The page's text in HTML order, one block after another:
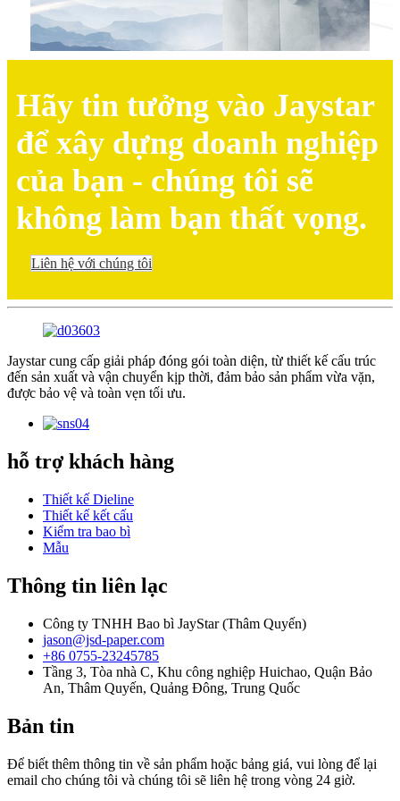
Hãy tin tưởng vào Jaystar
để xây dựng doanh nghiệp
của bạn - chúng tôi sẽ
không làm bạn thất vọng.
Liên hệ với chúng tôi
Jaystar cung cấp giải pháp đóng gói toàn diện, từ thiết kế cấu trúc
đến sản xuất và vận chuyển kịp thời, đảm bảo sản phẩm vừa vặn,
được bảo vệ và toàn vẹn tối ưu.
hỗ trợ khách hàng
Thiết kế Dieline
Thiết kế kết cấu
Kiểm tra bao bì
Mẫu
Thông tin liên lạc
Công ty TNHH Bao bì JayStar (Thâm Quyến)
jason@jsd-paper.com
+86 0755-23245785
Tầng 3, Tòa nhà C, Khu công nghiệp Huichao, Quận Bảo
An, Thâm Quyến, Quảng Đông, Trung Quốc
Bản tin
Để biết thêm thông tin về sản phẩm hoặc bảng giá, vui lòng để lại
email cho chúng tôi và chúng tôi sẽ liên hệ trong vòng 24 giờ.